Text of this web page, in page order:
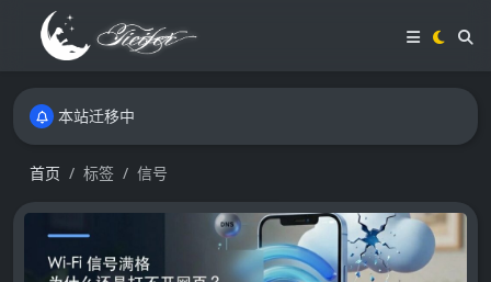
本站迁移中
本站迁移中
本站迁移中
首页 标签 信号